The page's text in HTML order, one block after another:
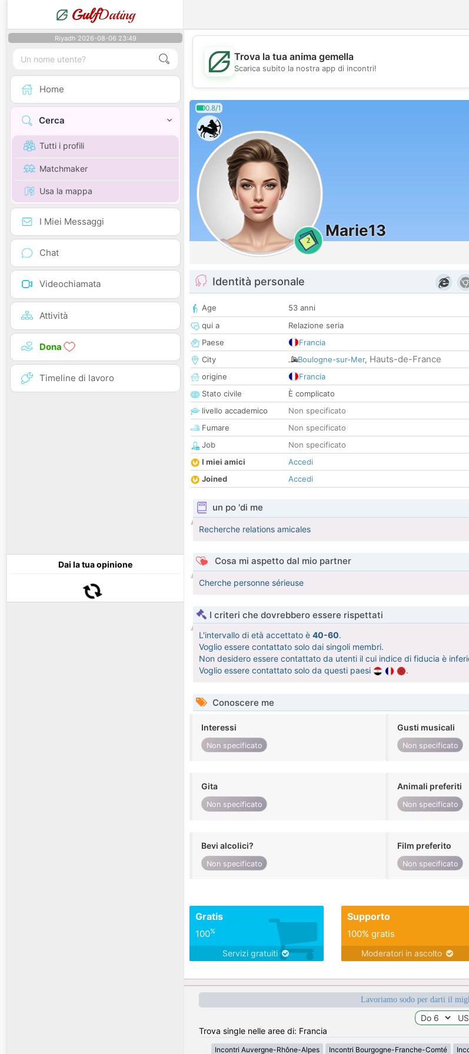
GulfDating
Riyadh 2026-08-06 23:49
Home
Cerca
Tutti i profili
Matchmaker
Usa la mappa
I Miei Messaggi
Chat
Videochiamata
Attività
Dona
Timeline di lavoro
Dai la tua opinione
💖
Trova la tua anima gemella
Scarica subito la nostra app di incontri!
0.8/1
2
Marie13
Identità personale
Age
53 anni
qui a
Relazione seria
Paese
Francia
City
Boulogne-sur-Mer, Hauts-de-France
origine
Francia
Stato civile
È complicato
livello accademico
Non specificato
Fumare
Non specificato
Job
Non specificato
I miei amici
Accedi
Joined
Accedi
un po 'di me
Recherche relations amicales
Cosa mi aspetto dal mio partner
Cherche personne sérieuse
I criteri che dovrebbero essere rispettati
L'intervallo di età accettato è 40-60.
Voglio essere contattato solo dai singoli membri.
Non desidero essere contattato da utenti il cui indice di fiducia è
Voglio essere contattato solo da questi paesi
.
Conoscere me
Interessi
Non specificato
Gusti musicali
Non specificato
Gita
Non specificato
Animali preferiti
Non specificato
Bevi alcolici?
Non specificato
Film preferito
Non specificato
Gratis
100%
Servizi gratuiti
Supporto
100% gratis
Moderatori in ascolto
Lavoriamo sodo per darti il
Trova single nelle aree di: Francia
Incontri Auvergne-Rhône-Alpes Incontri Bourgogne-Franche-Comté